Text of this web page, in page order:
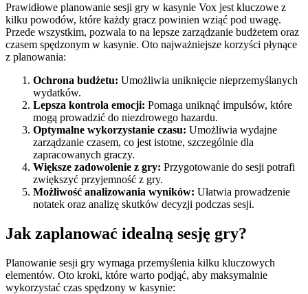
Prawidłowe planowanie sesji gry w kasynie Vox jest kluczowe z
kilku powodów, które każdy gracz powinien wziąć pod uwagę.
Przede wszystkim, pozwala to na lepsze zarządzanie budżetem oraz
czasem spędzonym w kasynie. Oto najważniejsze korzyści płynące
z planowania:
Ochrona budżetu: Umożliwia uniknięcie nieprzemyślanych
wydatków.
Lepsza kontrola emocji: Pomaga uniknąć impulsów, które
mogą prowadzić do niezdrowego hazardu.
Optymalne wykorzystanie czasu: Umożliwia wydajne
zarządzanie czasem, co jest istotne, szczególnie dla
zapracowanych graczy.
Większe zadowolenie z gry: Przygotowanie do sesji potrafi
zwiększyć przyjemność z gry.
Możliwość analizowania wyników: Ułatwia prowadzenie
notatek oraz analizę skutków decyzji podczas sesji.
Jak zaplanować idealną sesję gry?
Planowanie sesji gry wymaga przemyślenia kilku kluczowych
elementów. Oto kroki, które warto podjąć, aby maksymalnie
wykorzystać czas spędzony w kasynie: